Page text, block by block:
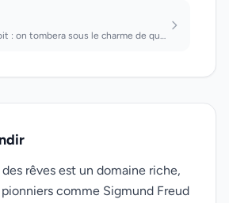
Que l'on voit : on tombera sous le charme de quelqu'un. Faire ses tours d'adress...
rêves est un domaine riche,
comme Sigmund Freud